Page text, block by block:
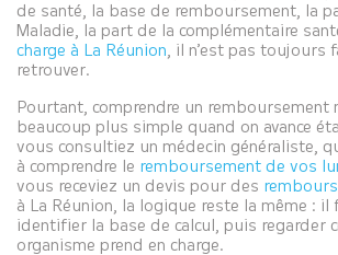
de santé, la base de remboursement, la
Maladie, la part de la complémentaire
charge à La Réunion, il n’est pas toujours
retrouver.
Pourtant, comprendre un
beaucoup plus simple quand on avance
vous consultiez un médecin généraliste,
à comprendre le remboursement de vos
vous receviez un devis pour des
à La Réunion, la logique reste la même : il
identifier la base de calcul, puis regarder
organisme prend en charge.